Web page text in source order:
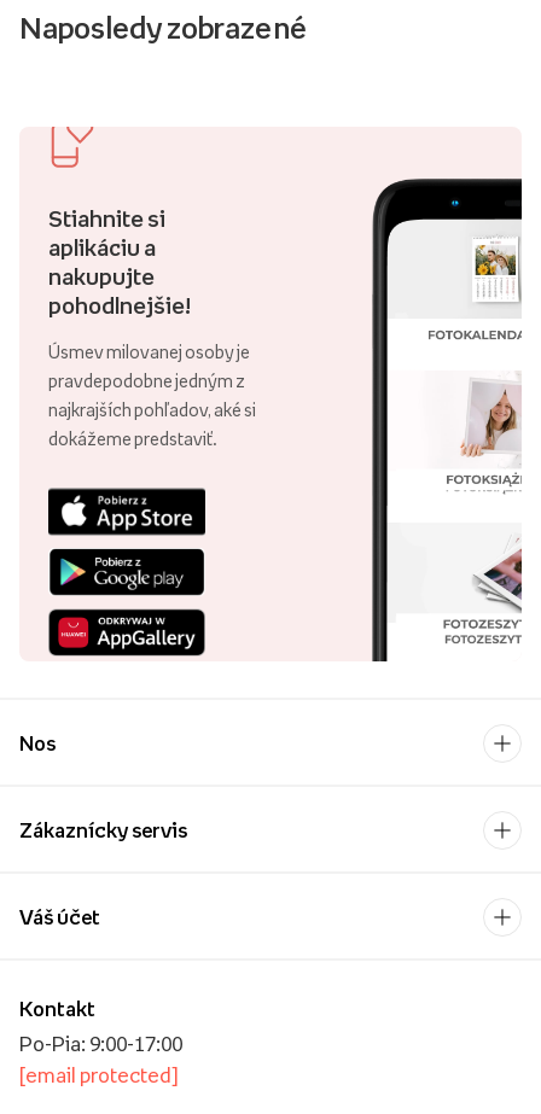
Naposledy zobrazené
Stiahnite si
aplikáciu a
nakupujte
pohodlnejšie!
Úsmev milovanej osoby je
pravdepodobne jedným z
najkrajších pohľadov, aké si
dokážeme predstaviť.
Nos
Zákaznícky servis
Kontakt
Po-Pia: 9:00-17:00
[email protected]
Váš účet